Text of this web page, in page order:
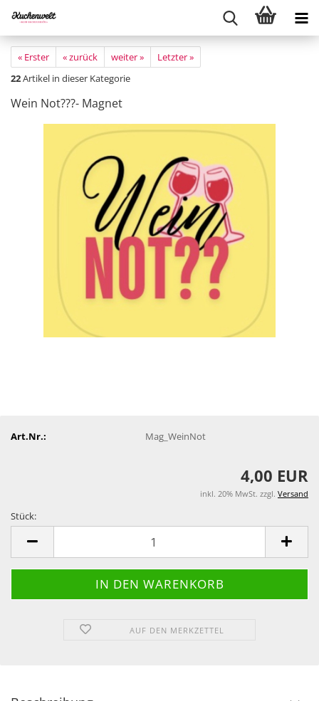
« Erster « zurück weiter »
Letzter »
22Artikel in dieser Kategorie
Wein Not???- Magnet
Art.Nr.: Mag_WeinNot
4,00 EUR
inkl. 20% MwSt. zzgl. Versand
Stück:
AUF DEN MERKZETTEL